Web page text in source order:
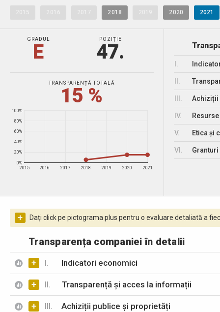
2018 2020 2021
GRADUL
E
POZIȚIE
47.
TRANSPARENȚĂ TOTALĂ
15 %
2015 2016 2017 2018 2019 2020 2021
0%
20%
40%
60%
80%
100%
Achiziții
IV.
V. Etica și
VI.
+ Dați click pe pictograma plus pentru o evaluare detaliată a
Transparența companiei în detalii
+ I. Indicatori economici
+ II. Transparență și acces la informații
+ III. Achiziții publice și proprietăți